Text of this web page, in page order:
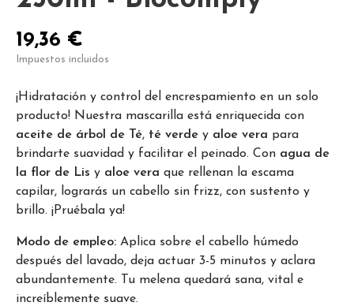
19,36 €
Impuestos incluidos
¡Hidratación y control del encrespamiento en un solo
producto! Nuestra mascarilla está enriquecida con
aceite de árbol de Té, té verde y aloe vera para
brindarte suavidad y facilitar el peinado. Con agua de
la flor de Lis y aloe vera que rellenan la escama
capilar, lograrás un cabello sin frizz, con sustento y
brillo. ¡Pruébala ya!
Modo de empleo: Aplica sobre el cabello húmedo
después del lavado, deja actuar 3-5 minutos y aclara
abundantemente. Tu melena quedará sana, vital e
increíblemente suave.